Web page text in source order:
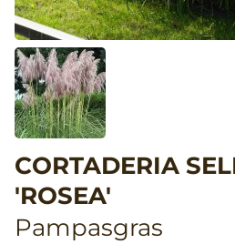
CORTADERIA
'ROSEA'
Pampasgras